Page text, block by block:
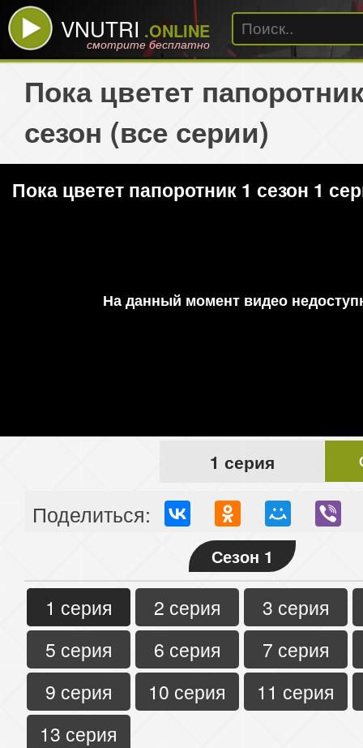
VNUTRI .ONLINE
смотрите бесплатно
Пока цветет
сезон (все серии)
Пока цветет папоротник 1 сезон 1
1 серия
Поделиться:
Сезон 1
1 серия 2 серия
3 серия
5 серия
6 серия
7 серия
9 серия
10 серия
11 серия
13 серия